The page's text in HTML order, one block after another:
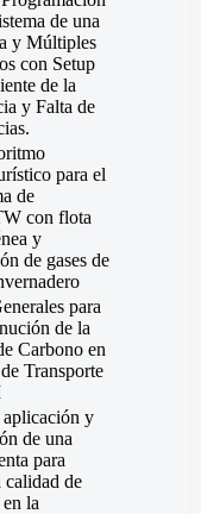
de una
y Múltiples
con Setup
de la
y Falta de
para el
de
con flota
y
de gases de
para
de la
Carbono en
Transporte
y
de una
para
calidad de
la